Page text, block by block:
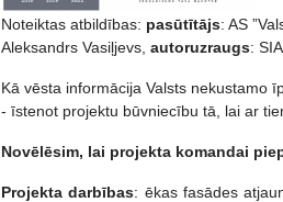
Noteiktas atbildības: pasūtītājs: AS
Aleksandrs Vasiļjevs, autoruzraugs:
Kā vēsta informācija Valsts nekustamo
- īstenot projektu būvniecību tā, lai ar
Novēlēsim, lai projekta komandai
Projekta darbības: ēkas fasādes